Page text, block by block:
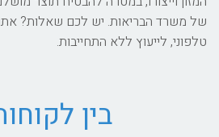
של משרד הבריאות. יש לכם שאלות?
טלפוני, לייעוץ ללא התחייבות.
בין